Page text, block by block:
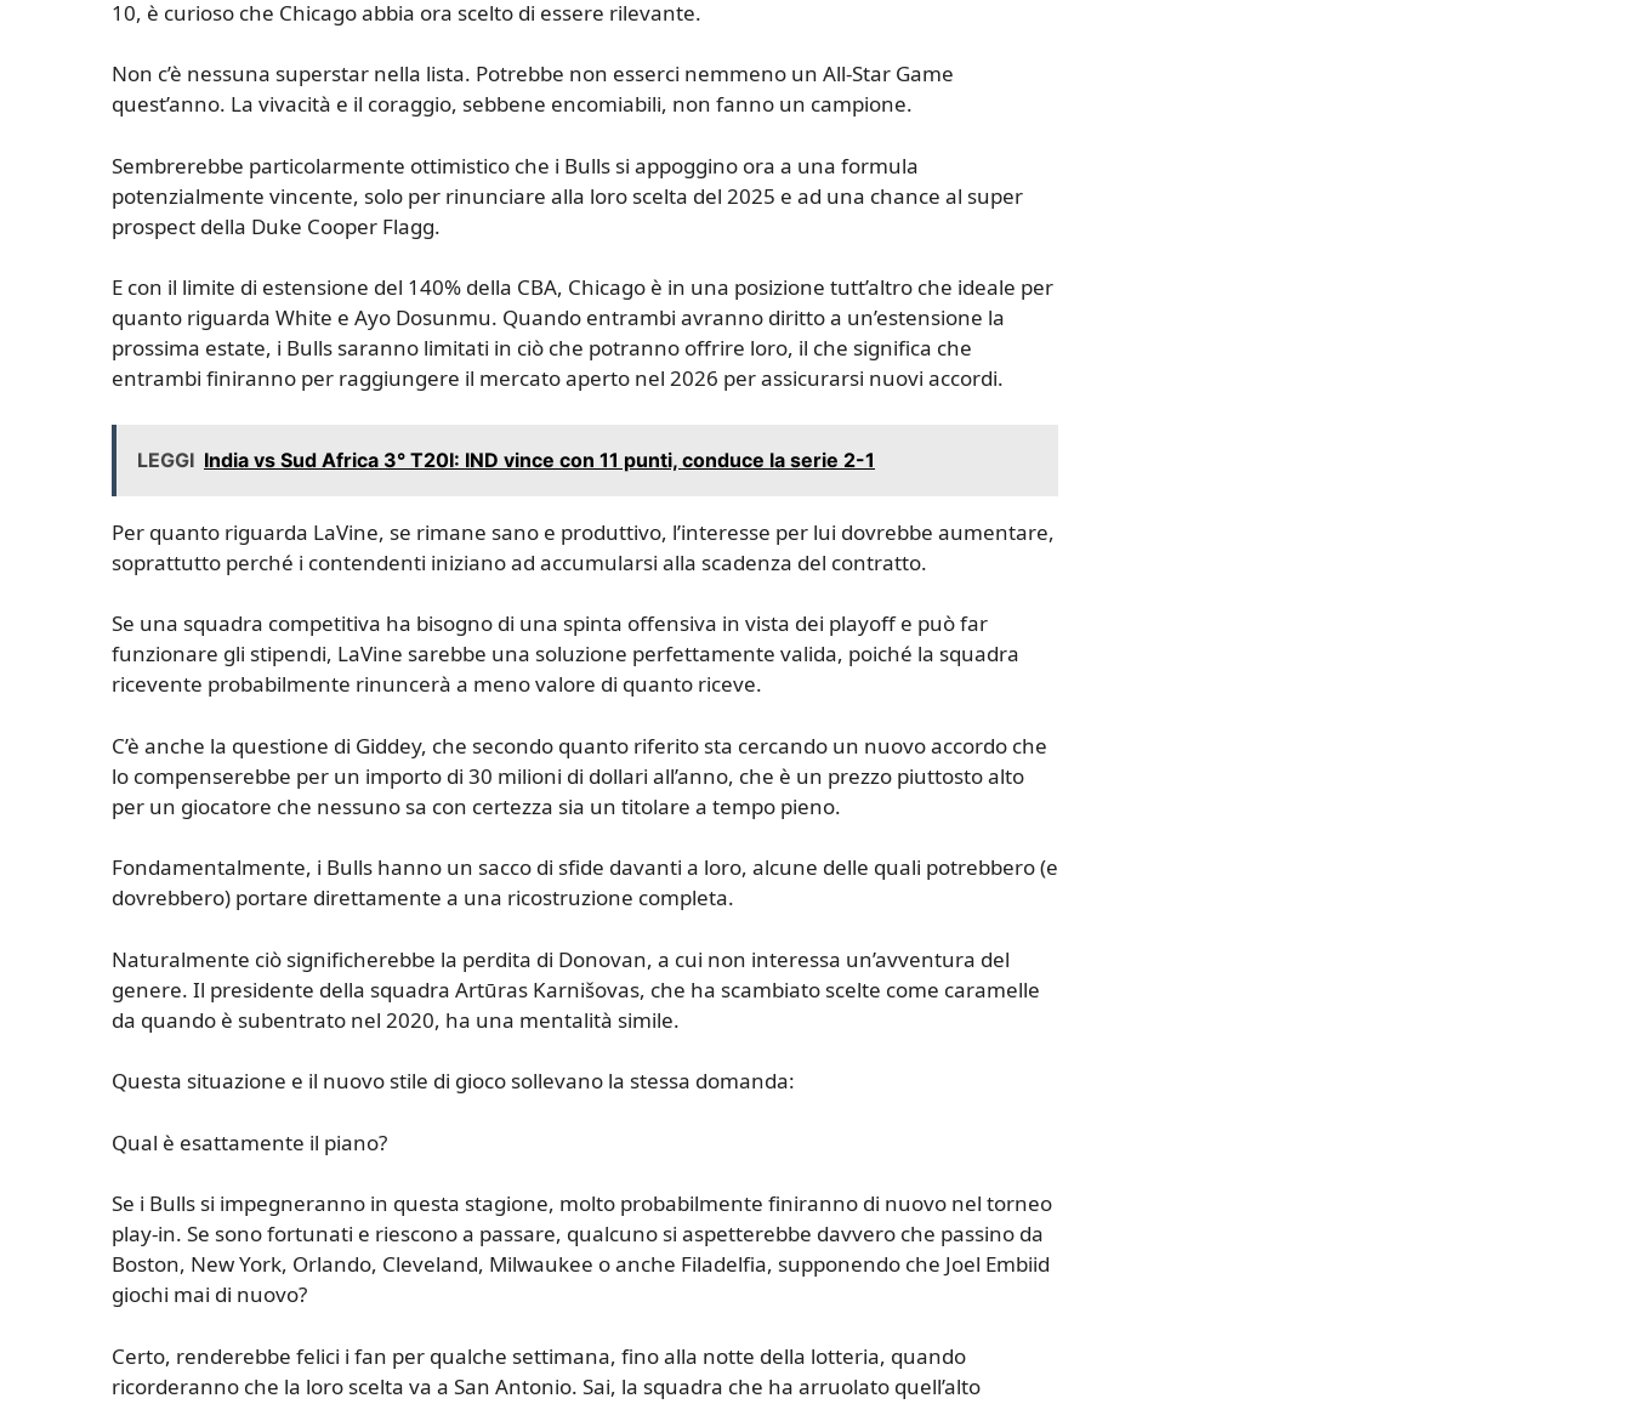
10, è curioso che Chicago abbia ora scelto di essere rilevante.
Non c’è nessuna superstar nella lista. Potrebbe non esserci nemmeno un All-Star Game
quest’anno. La vivacità e il coraggio, sebbene encomiabili, non fanno un campione.
Sembrerebbe particolarmente ottimistico che i Bulls si appoggino ora a una formula
potenzialmente vincente, solo per rinunciare alla loro scelta del 2025 e ad una chance al super
prospect della Duke Cooper Flagg.
E con il limite di estensione del 140% della CBA, Chicago è in una posizione tutt’altro che ideale per
quanto riguarda White e Ayo Dosunmu. Quando entrambi avranno diritto a un’estensione la
prossima estate, i Bulls saranno limitati in ciò che potranno offrire loro, il che significa che
entrambi finiranno per raggiungere il mercato aperto nel 2026 per assicurarsi nuovi accordi.
LEGGI India vs Sud Africa 3° T20I: IND vince con 11 punti, conduce la serie 2-1
Per quanto riguarda LaVine, se rimane sano e produttivo, l’interesse per lui dovrebbe aumentare,
soprattutto perché i contendenti iniziano ad accumularsi alla scadenza del contratto.
Se una squadra competitiva ha bisogno di una spinta offensiva in vista dei playoff e può far
funzionare gli stipendi, LaVine sarebbe una soluzione perfettamente valida, poiché la squadra
ricevente probabilmente rinuncerà a meno valore di quanto riceve.
C’è anche la questione di Giddey, che secondo quanto riferito sta cercando un nuovo accordo che
lo compenserebbe per un importo di 30 milioni di dollari all’anno, che è un prezzo piuttosto alto
per un giocatore che nessuno sa con certezza sia un titolare a tempo pieno.
Fondamentalmente, i Bulls hanno un sacco di sfide davanti a loro, alcune delle quali potrebbero (e
dovrebbero) portare direttamente a una ricostruzione completa.
Naturalmente ciò significherebbe la perdita di Donovan, a cui non interessa un’avventura del
genere. Il presidente della squadra Artūras Karnišovas, che ha scambiato scelte come caramelle
da quando è subentrato nel 2020, ha una mentalità simile.
Questa situazione e il nuovo stile di gioco sollevano la stessa domanda:
Qual è esattamente il piano?
Se i Bulls si impegneranno in questa stagione, molto probabilmente finiranno di nuovo nel torneo
play-in. Se sono fortunati e riescono a passare, qualcuno si aspetterebbe davvero che passino da
Boston, New York, Orlando, Cleveland, Milwaukee o anche Filadelfia, supponendo che Joel Embiid
giochi mai di nuovo?
Certo, renderebbe felici i fan per qualche settimana, fino alla notte della lotteria, quando
ricorderanno che la loro scelta va a San Antonio. Sai, la squadra che ha arruolato quell’alto